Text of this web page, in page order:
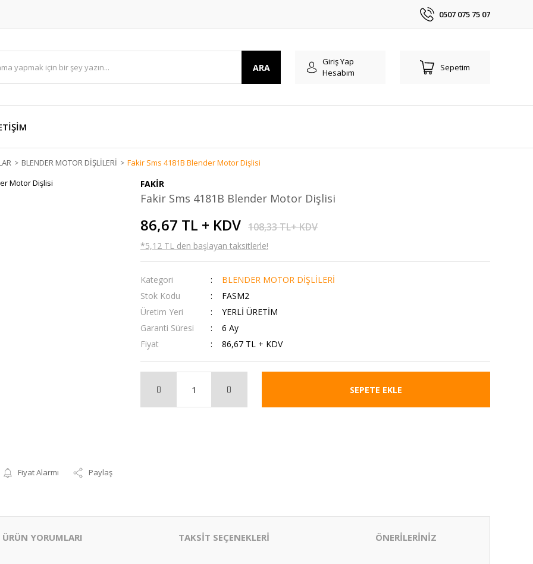
0507 075 75 07
ARA
Giriş Yap
Hesabım
Sepetim
BLENDER MOTOR DİŞLİLERİ Fakir Sms 4181B Blender Motor Dişlisi
Fiyat Alarmı Paylaş
FAKİR
Fakir Sms 4181B Blender Motor Dişlisi
86,67 TL + KDV 108,33 TL+ KDV
*5,12 TL den başlayan taksitlerle!
Kategori
BLENDER MOTOR DİŞLİLERİ
Stok Kodu
FASM2
Üretim Yeri
YERLİ ÜRETİM
Garanti Süresi
6 Ay
Fiyat
86,67 TL + KDV
SEPETE EKLE
ÜRÜN YORUMLARI TAKSİT SEÇENEKLERİ ÖNERİLERİNİZ